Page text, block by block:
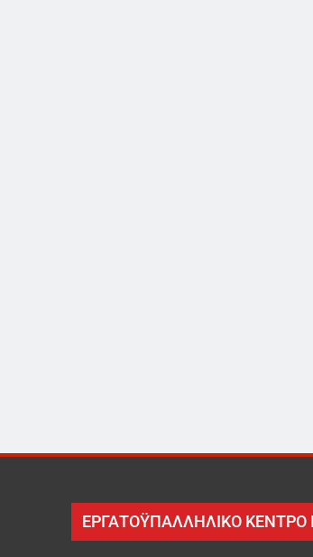
ΕΡΓΑΤΟΫΠΑΛΛΗΛΙΚΟ ΚΕΝΤΡΟ